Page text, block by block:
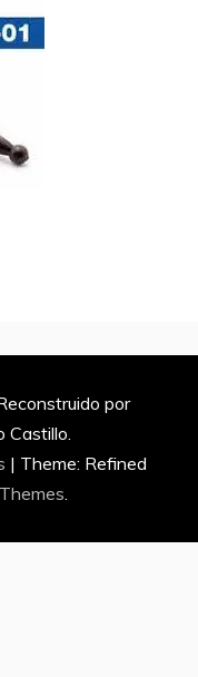
por
Castillo.
| Theme: Refined